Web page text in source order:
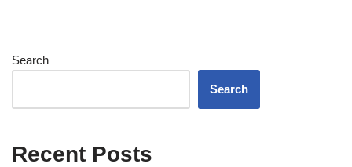
Search
Search
Recent Posts